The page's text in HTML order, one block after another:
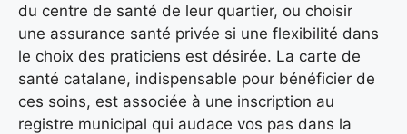
du centre de santé de leur quartier, ou choisir
une assurance santé privée si une flexibilité dans
le choix des praticiens est désirée. La carte de
santé catalane, indispensable pour bénéficier de
ces soins, est associée à une inscription au
registre municipal qui audace vos pas dans la